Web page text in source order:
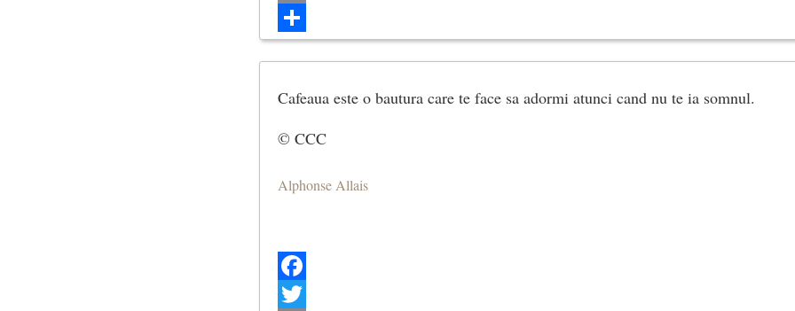
Email
Share
Cafeaua este o bautura care te face sa adormi atunci cand nu te ia somnul.
© CCC
Alphonse Allais
Facebook